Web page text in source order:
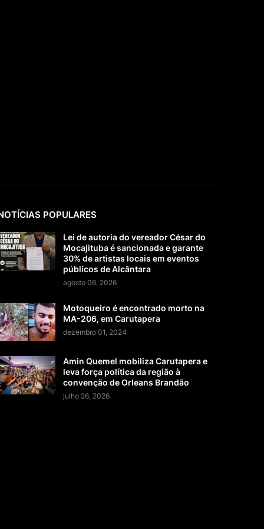
POPULARES
Lei de autoria do vereador César do
Mocajituba é sancionada e garante
30% de artistas locais em eventos
públicos de Alcântara
agosto 06, 2026
Motoqueiro é encontrado morto na
MA-206, em Carutapera
dezembro 01, 2024
Amin Quemel mobiliza Carutapera e
leva força política da região à
convenção de Orleans Brandão
julho 26, 2026